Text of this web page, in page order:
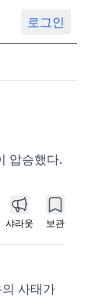
로그인
압승했다.
샤라웃 보관
사태가